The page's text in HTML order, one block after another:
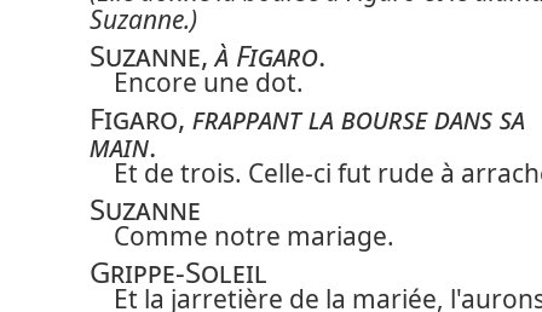
Suzanne.)
Suzanne,à Figaro.
Encore une dot.
Figaro, frappant la bourse dans sa
main.
Et de trois. Celle-ci fut rude à
Suzanne
Comme notre mariage.
Grippe-Soleil
Et la jarretière de la mariée,